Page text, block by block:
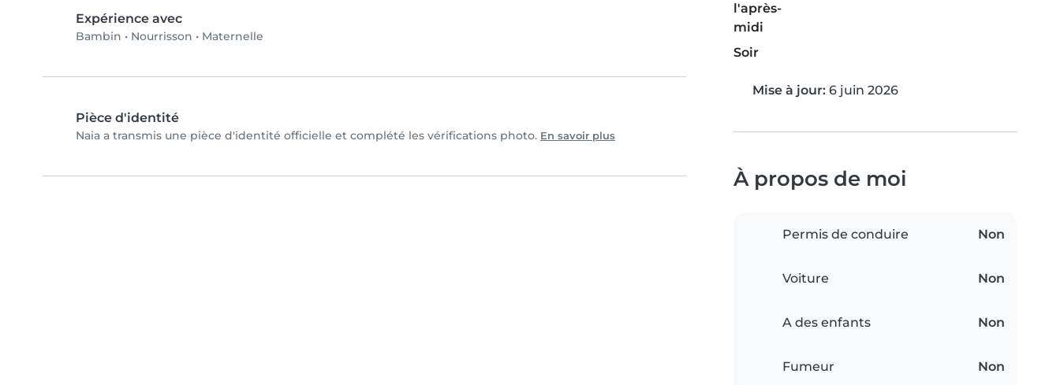
Expérience avec
Bambin • Nourrisson • Maternelle
Pièce d'identité
Naia a transmis une pièce d'identité officielle et complété les vérifications photo. En savoir plus
l'après-
midi
Soir
Mise à jour: 6 juin 2026
À propos de moi
Permis de conduire Non
Voiture Non
A des enfants Non
Fumeur Non